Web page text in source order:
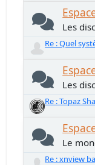
Les
Re : Quel
Les
Re : Topaz
Le
Re : xnview